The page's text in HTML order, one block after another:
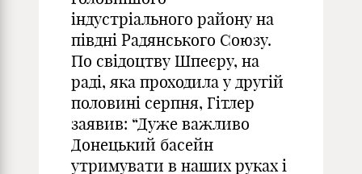
індустріального району на
півдні Радянського Союзу.
По свідоцтву Шпеєру, на
раді, яка проходила у другій
половині серпня, Гітлер
заявив: “Дуже важливо
Донецький басейн
утримувати в наших руках і